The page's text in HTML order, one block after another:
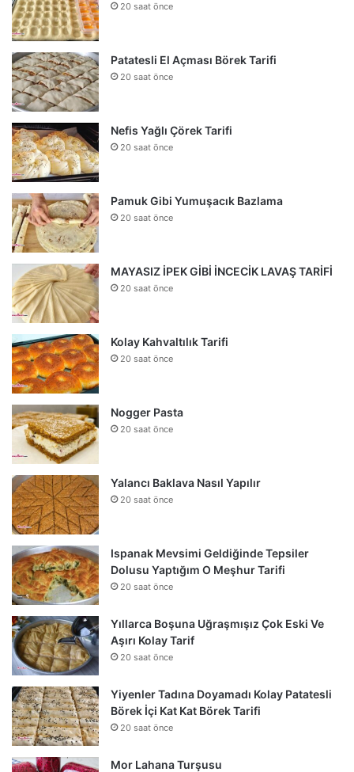
20 saat önce
Patatesli El Açması Börek Tarifi
20 saat önce
Nefis Yağlı Çörek Tarifi
20 saat önce
Pamuk Gibi Yumuşacık Bazlama
20 saat önce
MAYASIZ İPEK GİBİ İNCECİK LAVAŞ TARİFİ
20 saat önce
Kolay Kahvaltılık Tarifi
20 saat önce
Nogger Pasta
20 saat önce
Yalancı Baklava Nasıl Yapılır
20 saat önce
Ispanak Mevsimi Geldiğinde Tepsiler
Dolusu Yaptığım O Meşhur Tarifi
20 saat önce
Yıllarca Boşuna Uğraşmışız Çok Eski Ve
Aşırı Kolay Tarif
20 saat önce
Yiyenler Tadına Doyamadı Kolay Patatesli
Börek İçi Kat Kat Börek Tarifi
20 saat önce
Mor Lahana Turşusu